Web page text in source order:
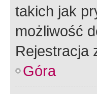
takich jak
możliwość
Rejestracja
Góra